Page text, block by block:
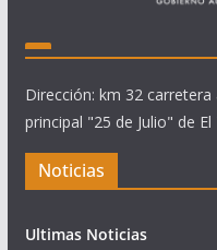
Dirección: km 32
principal "25 de Julio" de
Noticias
Ultimas Noticias